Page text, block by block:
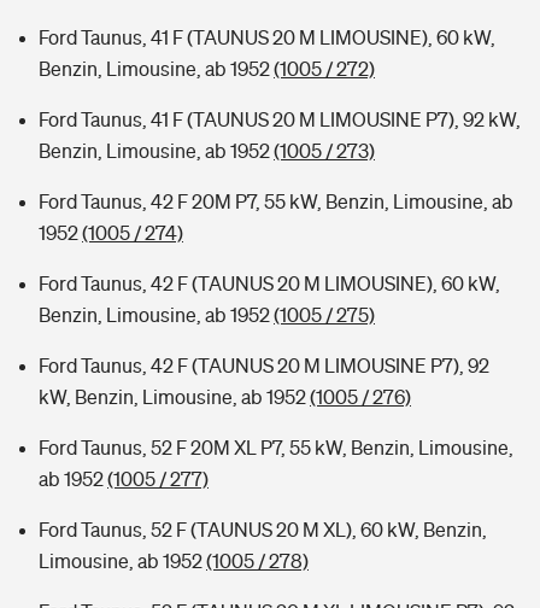
Ford Taunus, 41 F (TAUNUS 20 M LIMOUSINE), 60 kW,
Benzin, Limousine, ab 1952(1005 / 272)
Ford Taunus, 41 F (TAUNUS 20 M LIMOUSINE P7), 92 kW,
Benzin, Limousine, ab 1952(1005 / 273)
Ford Taunus, 42 F 20M P7, 55 kW, Benzin, Limousine, ab
1952(1005 / 274)
Ford Taunus, 42 F (TAUNUS 20 M LIMOUSINE), 60 kW,
Benzin, Limousine, ab 1952(1005 / 275)
Ford Taunus, 42 F (TAUNUS 20 M LIMOUSINE P7), 92
kW, Benzin, Limousine, ab 1952(1005 / 276)
Ford Taunus, 52 F 20M XL P7, 55 kW, Benzin, Limousine,
ab 1952(1005 / 277)
Ford Taunus, 52 F (TAUNUS 20 M XL), 60 kW, Benzin,
Limousine, ab 1952(1005 / 278)